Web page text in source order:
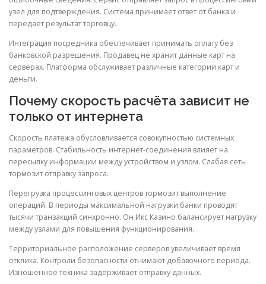
узел для подтверждения. Система принимает ответ от банка и
передаёт результат торговцу.
Интеграция посредника обеспечивает принимать оплату без
банковской разрешения. Продавец не хранит данные карт на
серверах. Платформа обслуживает различные категории карт и
деньги.
Почему скорость расчёта зависит не
только от интернета
Скорость платежа обусловливается совокупностью системных
параметров. Стабильность интернет-соединения влияет на
пересылку информации между устройством и узлом. Слабая сеть
тормозит отправку запроса.
Перегрузка процессинговых центров тормозит выполнение
операций. В периоды максимальной нагрузки банки проводят
тысячи транзакций синхронно. Он Икс Казино балансирует нагрузку
между узлами для повышения функционирования.
Территориальное расположение серверов увеличивает время
отклика. Контроли безопасности отнимают добавочного периода.
Изношенное техника задерживает отправку данных.